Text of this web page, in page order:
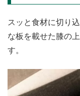
スッと食材に切り
な板を載せた膝の
す。